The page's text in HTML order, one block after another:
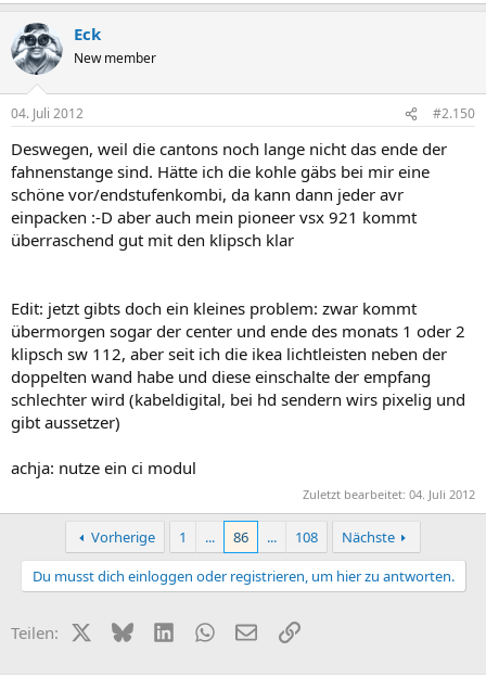
Eck
New member
04. Juli 2012 #2.150
Deswegen, weil die cantons noch lange nicht das ende der
fahnenstange sind. Hätte ich die kohle gäbs bei mir eine
schöne vor/endstufenkombi, da kann dann jeder avr
einpacken :-D aber auch mein pioneer vsx 921 kommt
überraschend gut mit den klipsch klar
Edit: jetzt gibts doch ein kleines problem: zwar kommt
übermorgen sogar der center und ende des monats 1 oder 2
klipsch sw 112, aber seit ich die ikea lichtleisten neben der
doppelten wand habe und diese einschalte der empfang
schlechter wird (kabeldigital, bei hd sendern wirs pixelig und
gibt aussetzer)
achja: nutze ein ci modul
Zuletzt bearbeitet: 04. Juli 2012
Vorherige 1 ... 86 ... 108
Nächste
Du musst dich einloggen oder registrieren, um hier zu antworten.
Teilen: X (Twitter)
BlueskyLinkedInWhatsApp
E-MailLink